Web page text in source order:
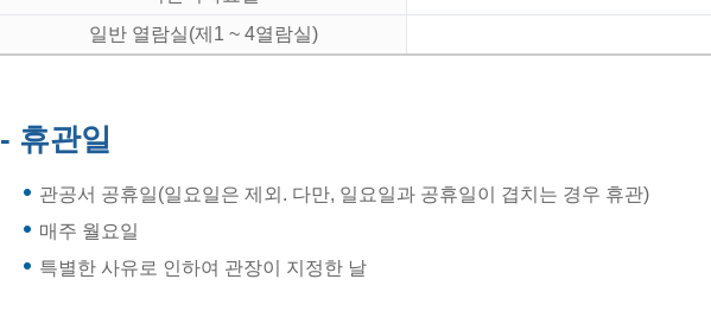
일반 열람실(제1 ~ 4열람실)
- 휴관일
관공서 공휴일(일요일은 제외. 다만, 일요일과 공휴일이 겹치는 경우 휴관)
매주 월요일
특별한 사유로 인하여 관장이 지정한 날